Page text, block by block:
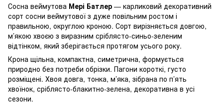
Сосна веймутова Мері Батлер — карликовий декоративний
сорт сосни веймутової з дуже повільним ростом і
правильною, округлою кроною. Сорт вирізняється довгою,
м’якою хвоєю з виразним сріблясто-синьо-зеленим
відтінком, який зберігається протягом усього року.
Крона щільна, компактна, симетрична, формується
природно без потреби обрізки. Пагони короткі, густо
розміщені. Хвоя довга, тонка, м’яка, зібрана по п’ять
хвоїнок, сріблясто-блакитно-зелена, декоративна в усі
сезони.